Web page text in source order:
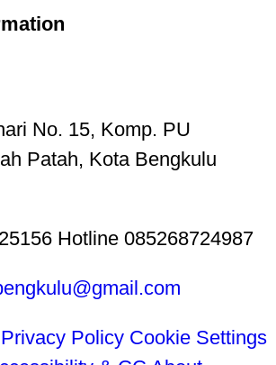
No. 15, Komp. PU
Patah, Kota Bengkulu
Hotline 085268724987
Privacy Policy Cookie Settings